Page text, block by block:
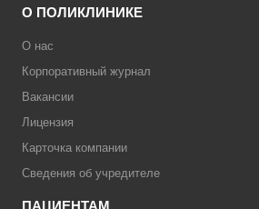
О ПОЛИКЛИНИКЕ
О нас
Корпоративный журнал
Вакансии
Лицензия
Карточка компании
Сведения об учредителе
ПАЦИЕНТАМ